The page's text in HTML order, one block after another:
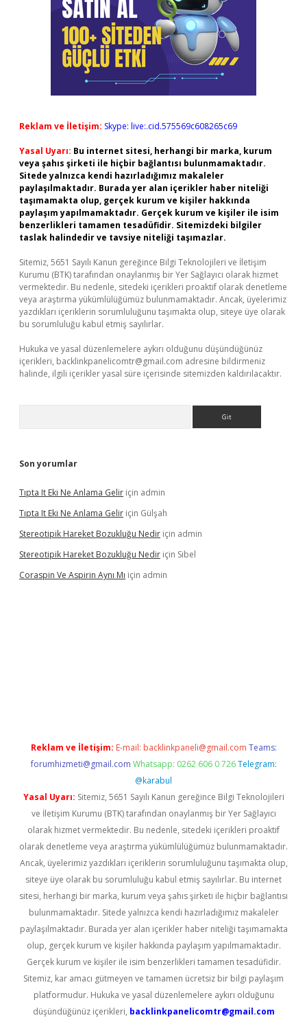
Reklam ve İletişim: Skype: live:.cid.575569c608265c69
Yasal Uyarı: Bu internet sitesi, herhangi bir marka, kurum
veya şahıs şirketi ile hiçbir bağlantısı bulunmamaktadır.
Sitede yalnızca kendi hazırladığımız makaleler
paylaşılmaktadır. Burada yer alan içerikler haber niteliği
taşımamakta olup, gerçek kurum ve kişiler hakkında
paylaşım yapılmamaktadır. Gerçek kurum ve kişiler ile isim
benzerlikleri tamamen tesadüfidir. Sitemizdeki bilgiler
taslak halindedir ve tavsiye niteliği taşımazlar.
Sitemiz, 5651 Sayılı Kanun gereğince Bilgi Teknolojileri ve İletişim
Kurumu (BTK) tarafından onaylanmış bir Yer Sağlayıcı olarak hizmet
vermektedir. Bu nedenle, sitedeki içerikleri proaktif olarak denetleme
veya araştırma yükümlülüğümüz bulunmamaktadır. Ancak, üyelerimiz
yazdıkları içeriklerin sorumluluğunu taşımakta olup, siteye üye olarak
bu sorumluluğu kabul etmiş sayılırlar.
Hukuka ve yasal düzenlemelere aykırı olduğunu düşündüğünüz
içerikleri, backlinkpanelicomtr@gmail.com adresine bildirmeniz
halinde, ilgili içerikler yasal süre içerisinde sitemizden kaldırılacaktır.
Son yorumlar
Tıpta It Eki Ne Anlama Gelir için admin
Tıpta It Eki Ne Anlama Gelir için Gülşah
Stereotipik Hareket Bozukluğu Nedir için admin
Stereotipik Hareket Bozukluğu Nedir için Sibel
Coraspin Ve Aspirin Aynı Mı için admin
Reklam ve İletişim: E-mail: backlinkpaneli@gmail.com Teams:
forumhizmeti@gmail.com Whatsapp: 0262 606 0 726 Telegram:
@karabul
Yasal Uyarı: Sitemiz, 5651 Sayılı Kanun gereğince Bilgi Teknolojileri
ve İletişim Kurumu (BTK) tarafından onaylanmış bir Yer Sağlayıcı
olarak hizmet vermektedir. Bu nedenle, sitedeki içerikleri proaktif
olarak denetleme veya araştırma yükümlülüğümüz bulunmamaktadır.
Ancak, üyelerimiz yazdıkları içeriklerin sorumluluğunu taşımakta olup,
siteye üye olarak bu sorumluluğu kabul etmiş sayılırlar. Bu internet
sitesi, herhangi bir marka, kurum veya şahıs şirketi ile hiçbir bağlantısı
bulunmamaktadır. Sitede yalnızca kendi hazırladığımız makaleler
paylaşılmaktadır. Burada yer alan içerikler haber niteliği taşımamakta
olup, gerçek kurum ve kişiler hakkında paylaşım yapılmamaktadır.
Gerçek kurum ve kişiler ile isim benzerlikleri tamamen tesadüfidir.
Sitemiz, kar amacı gütmeyen ve tamamen ücretsiz bir bilgi paylaşım
platformudur. Hukuka ve yasal düzenlemelere aykırı olduğunu
düşündüğünüz içerikleri, backlinkpanelicomtr@gmail.com